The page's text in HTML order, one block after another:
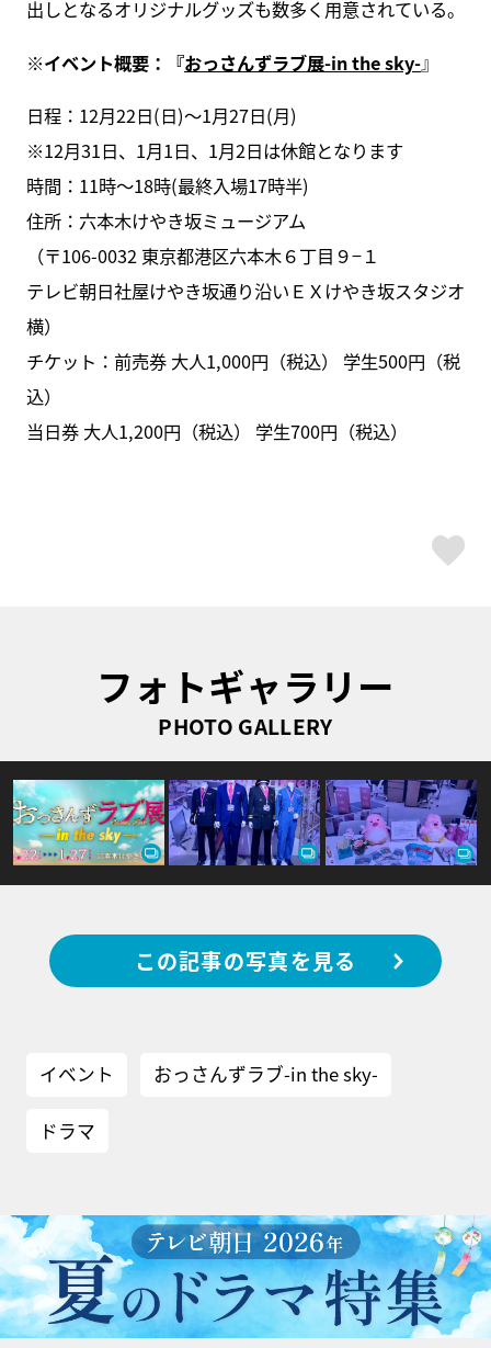
出しとなるオリジナルグッズも数多く用意されている。
※イベント概要：『おっさんずラブ展-in the sky-』
日程：12月22日(日)～1月27日(月)
※12月31日、1月1日、1月2日は休館となります
時間：11時～18時(最終入場17時半)
住所：六本木けやき坂ミュージアム
（〒106-0032 東京都港区六本木６丁目９−１
テレビ朝日社屋けやき坂通り沿いＥＸけやき坂スタジオ
横）
チケット：前売券 大人1,000円（税込） 学生500円（税
込）
当日券 大人1,200円（税込） 学生700円（税込）
フォトギャラリー
PHOTO GALLERY
この記事の写真を見る
イベント おっさんずラブ-in the sky-
ドラマ